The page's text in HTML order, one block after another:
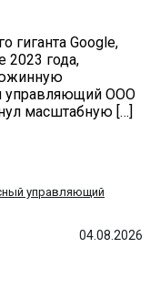
04.08.2026
управляющий
гиганта Google,
2023 года,
управляющий ООО
масштабную […]